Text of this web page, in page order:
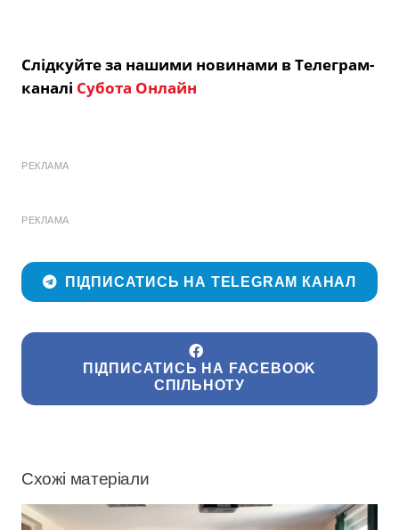
Слідкуйте за нашими новинами в Телеграм-
каналі Субота Онлайн
РЕКЛАМА
РЕКЛАМА
ПІДПИСАТИСЬ НА TELEGRAM КАНАЛ
ПІДПИСАТИСЬ НА FACEBOOK
СПІЛЬНОТУ
Схожі матеріали